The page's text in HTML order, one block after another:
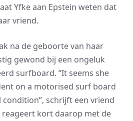
Yfke aan Epstein weten dat
vriend.
na de geboorte van haar
gewond bij een ongeluk
surfboard. “It seems she
on a motorised surf board
schrijft een vriend
reageert kort daarop met de